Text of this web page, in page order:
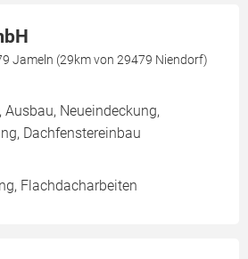
Jameln (29km von 29479 Niendorf)
Ausbau, Neueindeckung,
Dachfenstereinbau
Flachdacharbeiten